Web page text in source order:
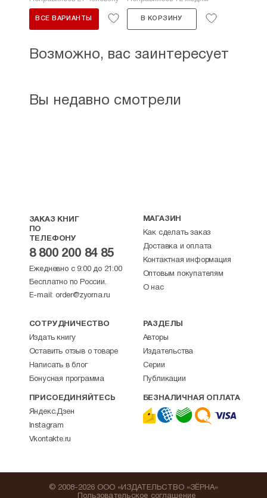
ВСЕ ВАРИАНТЫ В КОРЗИНУ
Возможно, вас заинтересует
Вы недавно смотрели
ЗАКАЗ КНИГ
ПО
ТЕЛЕФОНУ
8 800 200 84 85
Ежедневно с 9:00 до 21:00
Бесплатно по России.
E-mail: order@zyorna.ru
МАГАЗИН
Как сделать заказ
Доставка и оплата
Контактная информация
Оптовым покупателям
О нас
СОТРУДНИЧЕСТВО
Издать книгу
Оставить отзыв о товаре
Написать в блог
Бонусная программа
РАЗДЕЛЫ
Авторы
Издательства
Серии
Публикации
ПРИСОЕДИНЯЙТЕСЬ
Яндекс.Дзен
Instagram
Vkontakte.ru
БЕЗНАЛИЧНАЯ ОПЛАТА
© 2008-2026 ООО «ИЗДАТЕЛЬСТВО «ЗЁРНА»
Пользовательское соглашение